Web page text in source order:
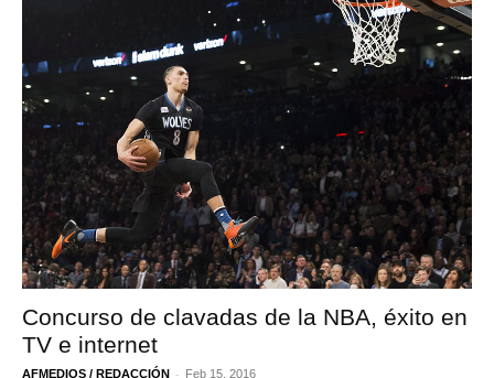
Concurso de clavadas de la NBA, éxito en
TV e internet
AFMEDIOS / REDACCIÓN - Feb 15, 2016